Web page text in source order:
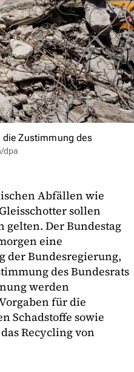
die Zustimmung des
dpa
Abfällen wie
sollen
Der Bundestag
eine
der Bundesregierung,
des Bundesrats
werden
für die
Schadstoffe sowie
Recycling von